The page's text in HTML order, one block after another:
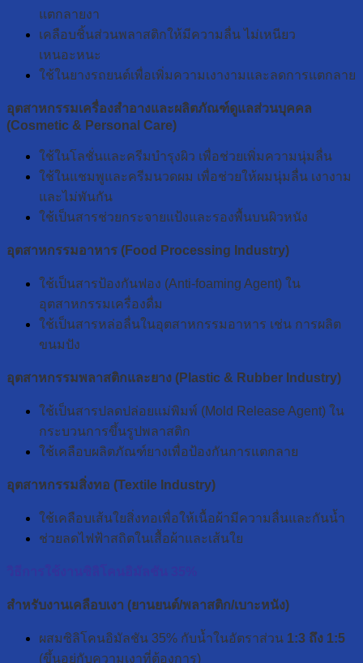
แตกลายงา
เคลือบชิ้นส่วนพลาสติกให้มีความลื่น ไม่เหนียว
เหนอะหนะ
ใช้ในยางรถยนต์เพื่อเพิ่มความเงางามและลดการแตกลาย
อุตสาหกรรมเครื่องสำอางและผลิตภัณฑ์ดูแลส่วนบุคคล
(Cosmetic & Personal Care)
ใช้ในโลชั่นและครีมบำรุงผิว เพื่อช่วยเพิ่มความนุ่มลื่น
ใช้ในแชมพูและครีมนวดผม เพื่อช่วยให้ผมนุ่มลื่น เงางาม
และไม่พันกัน
ใช้เป็นสารช่วยกระจายแป้งและรองพื้นบนผิวหนัง
อุตสาหกรรมอาหาร (Food Processing Industry)
ใช้เป็นสารป้องกันฟอง (Anti-foaming Agent) ใน
อุตสาหกรรมเครื่องดื่ม
ใช้เป็นสารหล่อลื่นในอุตสาหกรรมอาหาร เช่น การผลิต
ขนมปัง
อุตสาหกรรมพลาสติกและยาง (Plastic & Rubber Industry)
ใช้เป็นสารปลดปล่อยแม่พิมพ์ (Mold Release Agent) ใน
กระบวนการขึ้นรูปพลาสติก
ใช้เคลือบผลิตภัณฑ์ยางเพื่อป้องกันการแตกลาย
อุตสาหกรรมสิ่งทอ (Textile Industry)
ใช้เคลือบเส้นใยสิ่งทอเพื่อให้เนื้อผ้ามีความลื่นและกันน้ำ
ช่วยลดไฟฟ้าสถิตในเสื้อผ้าและเส้นใย
สำหรับงานเคลือบเงา (ยานยนต์/พลาสติก/เบาะหนัง)
ผสมซิลิโคนอิมัลชัน 35% กับน้ำในอัตราส่วน 1:3 ถึง 1:5
(ขึ้นอยู่กับความเงาที่ต้องการ)